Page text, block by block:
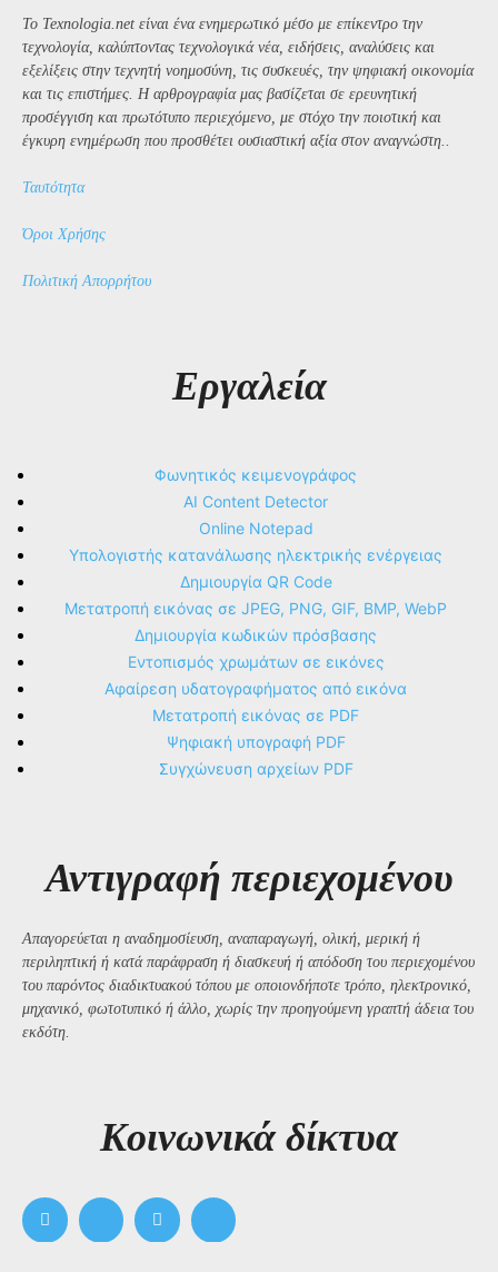
Το Texnologia.net είναι ένα ενημερωτικό μέσο με επίκεντρο την
τεχνολογία, καλύπτοντας τεχνολογικά νέα, ειδήσεις, αναλύσεις και
εξελίξεις στην τεχνητή νοημοσύνη, τις συσκευές, την ψηφιακή οικονομία
και τις επιστήμες. Η αρθρογραφία μας βασίζεται σε ερευνητική
προσέγγιση και πρωτότυπο περιεχόμενο, με στόχο την ποιοτική και
έγκυρη ενημέρωση που προσθέτει ουσιαστική αξία στον αναγνώστη..
Ταυτότητα
Όροι Χρήσης
Πολιτική Απορρήτου
Εργαλεία
Φωνητικός κειμενογράφος
AI Content Detector
Online Notepad
Υπολογιστής κατανάλωσης ηλεκτρικής ενέργειας
Δημιουργία QR Code
Μετατροπή εικόνας σε JPEG, PNG, GIF, BMP, WebP
Δημιουργία κωδικών πρόσβασης
Εντοπισμός χρωμάτων σε εικόνες
Αφαίρεση υδατογραφήματος από εικόνα
Μετατροπή εικόνας σε PDF
Ψηφιακή υπογραφή PDF
Συγχώνευση αρχείων PDF
Αντιγραφή περιεχομένου
Απαγορεύεται η αναδημοσίευση, αναπαραγωγή, ολική, μερική ή
περιληπτική ή κατά παράφραση ή διασκευή ή απόδοση του περιεχομένου
του παρόντος διαδικτυακού τόπου με οποιονδήποτε τρόπο, ηλεκτρονικό,
μηχανικό, φωτοτυπικό ή άλλο, χωρίς την προηγούμενη γραπτή άδεια του
εκδότη.
Kοινωνικά δίκτυα